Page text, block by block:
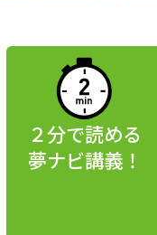
２分で読める
夢ナビ講義！